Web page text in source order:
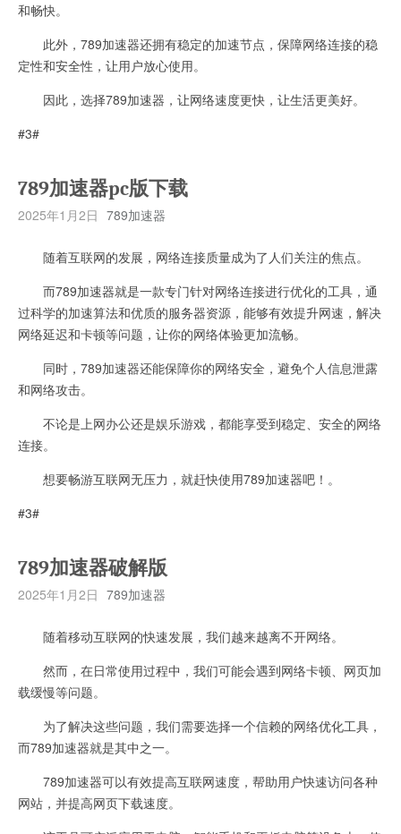
和畅快。
此外，789加速器还拥有稳定的加速节点，保障网络连接的稳
定性和安全性，让用户放心使用。
因此，选择789加速器，让网络速度更快，让生活更美好。
#3#
789加速器pc版下载
2025年1月2日 789加速器
随着互联网的发展，网络连接质量成为了人们关注的焦点。
而789加速器就是一款专门针对网络连接进行优化的工具，通
过科学的加速算法和优质的服务器资源，能够有效提升网速，解决
网络延迟和卡顿等问题，让你的网络体验更加流畅。
同时，789加速器还能保障你的网络安全，避免个人信息泄露
和网络攻击。
不论是上网办公还是娱乐游戏，都能享受到稳定、安全的网络
连接。
想要畅游互联网无压力，就赶快使用789加速器吧！。
#3#
789加速器破解版
2025年1月2日 789加速器
随着移动互联网的快速发展，我们越来越离不开网络。
然而，在日常使用过程中，我们可能会遇到网络卡顿、网页加
载缓慢等问题。
为了解决这些问题，我们需要选择一个信赖的网络优化工具，
而789加速器就是其中之一。
789加速器可以有效提高互联网速度，帮助用户快速访问各种
网站，并提高网页下载速度。